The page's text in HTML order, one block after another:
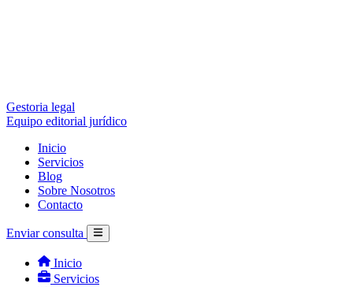
Gestoria legal
Equipo editorial jurídico
Inicio
Servicios
Blog
Sobre Nosotros
Contacto
Enviar consulta
Inicio
Servicios